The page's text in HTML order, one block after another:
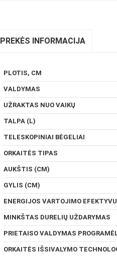
PREKĖS INFORMACIJA
PLOTIS, CM
VALDYMAS
UŽRAKTAS NUO VAIKŲ
TALPA (L)
TELESKOPINIAI BĖGELIAI
ORKAITĖS TIPAS
AUKŠTIS (CM)
GYLIS (CM)
ENERGIJOS VARTOJIMO
MINKŠTAS DURELIŲ UŽDARYMAS
PRIETAISO VALDYMAS
ORKAITĖS IŠSIVALYMO